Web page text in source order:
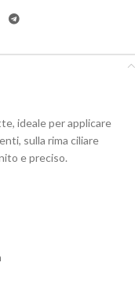
ideale per applicare
sulla rima ciliare
e preciso.